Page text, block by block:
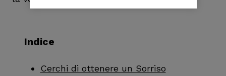
Indice
Cerchi di ottenere un Sorriso